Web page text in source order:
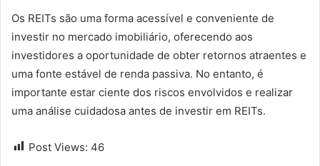
Os REITs são uma forma acessível e conveniente de
investir no mercado imobiliário, oferecendo aos
investidores a oportunidade de obter retornos atraentes e
uma fonte estável de renda passiva. No entanto, é
importante estar ciente dos riscos envolvidos e realizar
uma análise cuidadosa antes de investir em REITs.
Post Views: 46